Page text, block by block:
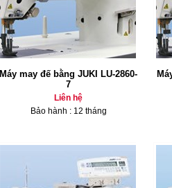
Máy may đế bằng JUKI LU-2860-
7
Liên hệ
Bảo hành : 12 tháng